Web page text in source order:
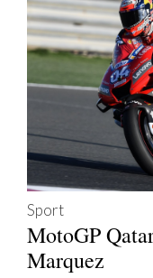
Sport
MotoGP
Marquez